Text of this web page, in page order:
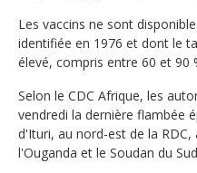
Les vaccins ne sont
identifiée en 1976 et dont le
élevé, compris entre 60 et 90
Selon le CDC Afrique, les
vendredi la dernière flambée
d'Ituri, au nord-est de la
l'Ouganda et le Soudan du